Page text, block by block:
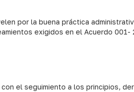
por la buena práctica
exigidos en el Acuerdo 001-
el seguimiento a los principios,